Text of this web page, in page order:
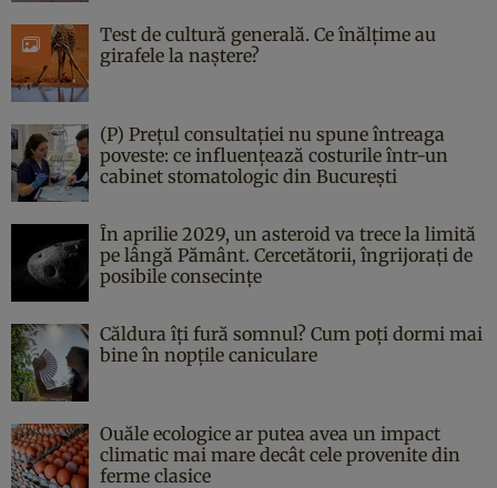
Test de cultură generală. Ce înălțime au
girafele la naștere?
(P) Prețul consultației nu spune întreaga
poveste: ce influențează costurile într-un
cabinet stomatologic din București
În aprilie 2029, un asteroid va trece la limită
pe lângă Pământ. Cercetătorii, îngrijorați de
posibile consecințe
Căldura îți fură somnul? Cum poți dormi mai
bine în nopțile caniculare
Ouăle ecologice ar putea avea un impact
climatic mai mare decât cele provenite din
ferme clasice